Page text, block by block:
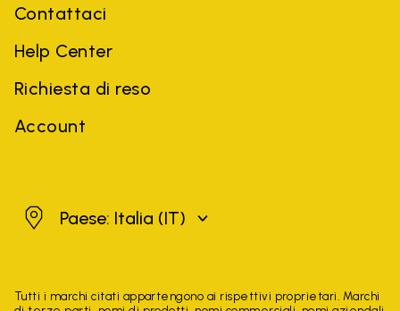
Contattaci
Help Center
Richiesta di reso
Account
Italia Paese: Italia (IT)
Tutti i marchi citati appartengono ai rispettivi proprietari. Marchi